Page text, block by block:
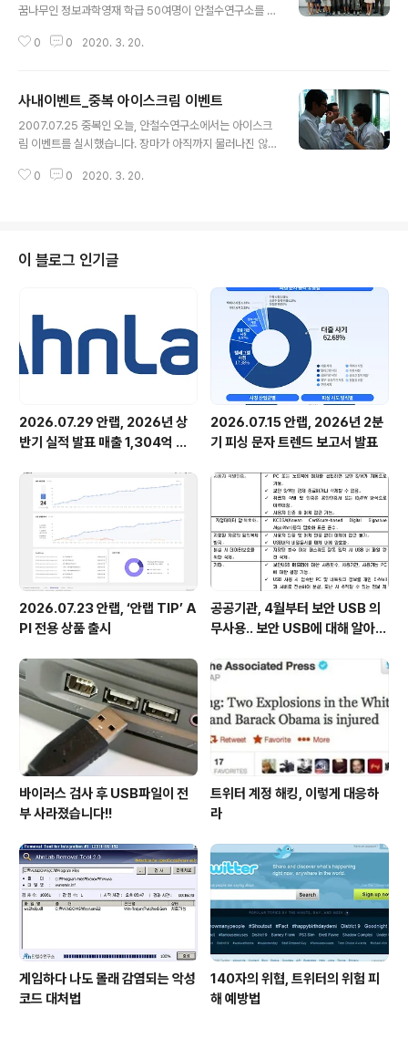
꿈나무인 정보과학영재 학급 50여명이 안철수연구소를 방
서 중등 정보과학영재원 6개소를 지정하여, 20명 1학급으
정기간동안 집중교육을 실시하고 있습니다. 각종 보안 위
협과 보안전문가가 되기 위해서는 어떠한 노력을 해야 되
는지 등등 초롱초롱한 눈망울로 강의에 집중을 했습니다.
을 맺었다고 할 수 있습니다. 우리나라의 미래를 이끌어갈
0 0 2020. 3. 20.
사내이벤트_중복 아이스크림 이벤트
2007.07.25 중복인 오늘, 안철수연구소에서는 아이스크
림 이벤트를 실시했습니다. 장마가 아직까지 물러나진 않
설(五行說)에 있어서 가을의 서늘한 금기(金氣)가 여름의
는 피서가 아니라 더위를 정복한다는 의미가 더 강합니다.
조선시대 궁중에서는 더위를 이겨 내라는 뜻에서 높은 벼
슬아치들에게 빙표(氷票)를 주어 관의 장빙고에 가서 얼음
을 타 가게 하였다고 합니다. 여기서 힌트를 얻어 안철수연
구소에서도 중복 더위를 잠시나마 식힐 수 있도록 배에 31
개의 스킨을 깐 라빈스 아저씨네..
0 0 2020. 3. 20.
이 블로그 인기글
2026.07.29 안랩, 2026년 상
반기 실적 발표 매출 1,304억 원,
2026.07.15 안랩, 2026년 2분
기 피싱 문자 트렌드 보고서 발표
2026.07.23 안랩, ‘안랩 TIP’ A
PI 전용 상품 출시
공공기관, 4월부터 보안 USB 의
무사용.. 보안 USB에 대해 알아봅
바이러스 검사 후 USB파일이 전
부 사라졌습니다!!
트위터 계정 해킹, 이렇게 대응하
라
게임하다 나도 몰래 감염되는 악성
코드 대처법
140자의 위협, 트위터의 위험 피
해 예방법